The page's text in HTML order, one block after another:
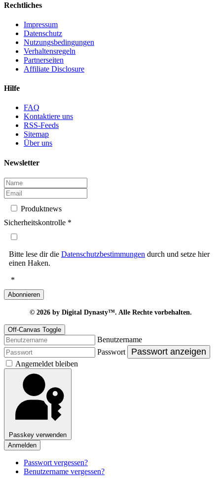
Rechtliches
Impressum
Datenschutz
Nutzungsbedingungen
Verhaltensregeln
Partnerseiten
Affiliate Disclosure
Hilfe
FAQ
Kontaktiere uns
RSS-Feeds
Sitemap
Über uns
Newsletter
Produktnews
Sicherheitskontrolle *
Bitte lese dir die Datenschutzbestimmungen durch und setze hier
einen Haken.
*
Abonnieren
© 2026 by Digital Dynasty™. Alle Rechte vorbehalten.
Off-Canvas Toggle
Benutzername
Passwort
Passwort anzeigen
Angemeldet bleiben
Passkey verwenden
Anmelden
Passwort vergessen?
Benutzername vergessen?